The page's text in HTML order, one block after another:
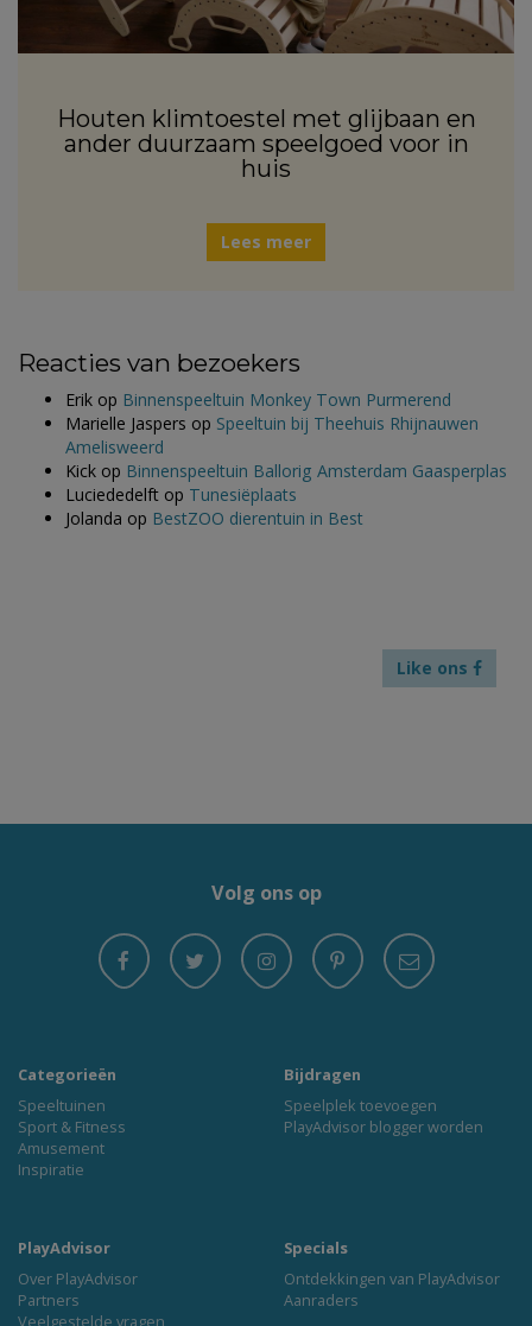
Houten klimtoestel met glijbaan en
ander duurzaam speelgoed voor in
huis
Lees meer
Reacties van bezoekers
Erik op Binnenspeeltuin Monkey Town Purmerend
Marielle Jaspers op Speeltuin bij Theehuis Rhijnauwen
Amelisweerd
Kick op Binnenspeeltuin Ballorig Amsterdam Gaasperplas
Luciededelft op Tunesiëplaats
Jolanda op BestZOO dierentuin in Best
Like ons
Volg ons op
Categorieën
Speeltuinen
Sport & Fitness
Amusement
Inspiratie
Bijdragen
Speelplek toevoegen
PlayAdvisor blogger worden
PlayAdvisor
Over PlayAdvisor
Partners
Veelgestelde vragen
Specials
Ontdekkingen van PlayAdvisor
Aanraders